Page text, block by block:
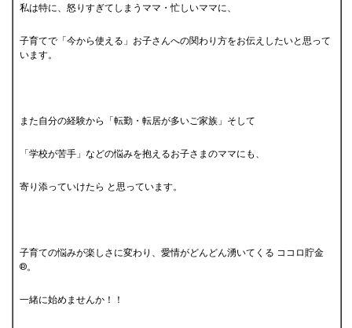
私は特に、怒りすぎてしまうママ・忙しいママに、
子育てで「今から使える」お子さんへの関わり方をお伝えしたいと思って
います。
また自分の経験から「転勤・転居が多いご家族」そして
「学校が苦手」などの悩みを抱えるお子さまのママにも、
寄り添っていけたら と思っています。
子育ての悩みが楽しさに変わり、愛情がどんどん湧いてくる ココロ貯金
®。
一緒に始めませんか！！